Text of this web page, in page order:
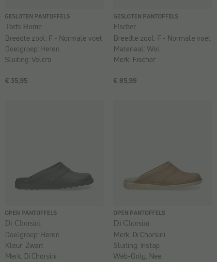
GESLOTEN PANTOFFELS
Torfs Home
€ 35,95
Breedte zool: F - Normale voet
Doelgroep: Heren
Sluiting:Velcro
GESLOTEN PANTOFFELS
Fischer
€ 85,99
Breedte zool: F - Normale voet
Materiaal:Wol
Merk: Fischer
OPEN PANTOFFELS
Di Chorsini
Doelgroep: Heren
Kleur: Zwart
Merk: Di Chorsini
OPEN PANTOFFELS
Di Chorsini
Merk: Di Chorsini
Sluiting: Instap
Web-Only: Nee